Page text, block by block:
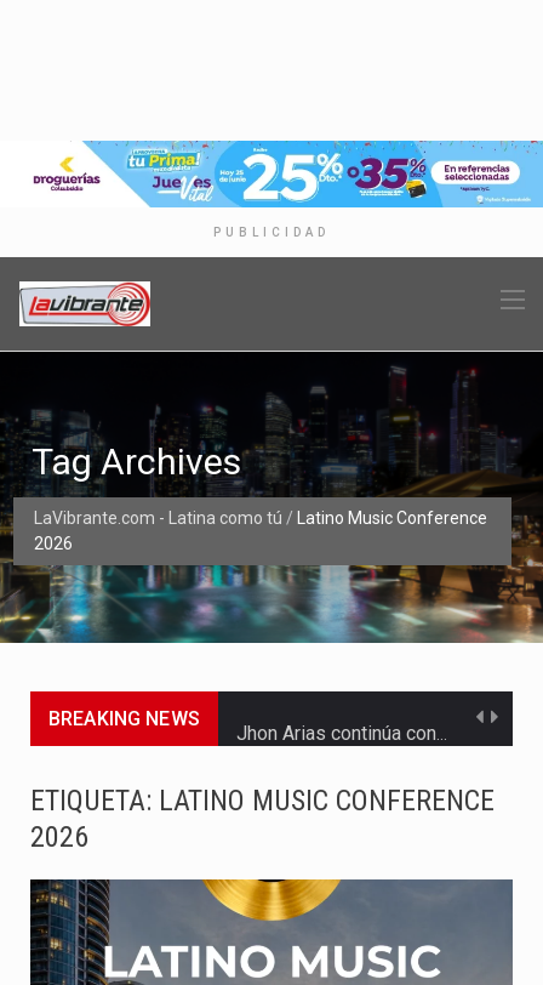
PUBLICIDAD
LaVibrante.com - Latina como tú /
Latino Music Conference
2026
Tag Archives
BREAKING NEWS
ETIQUETA: LATINO MUSIC CONFERENCE
2026